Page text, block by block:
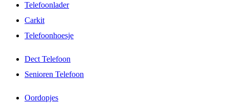
Telefoonlader
Carkit
Telefoonhoesje
Dect Telefoon
Senioren Telefoon
Oordopjes